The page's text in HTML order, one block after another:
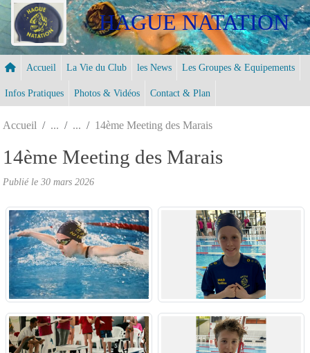
HAGUE NATATION
Accueil La Vie du Club les News Les Groupes & Equipements
Infos Pratiques Photos & Vidéos Contact & Plan
Accueil 14ème Meeting des Marais
14ème Meeting des Marais
Publié le 30 mars 2026
Panneau de gestion des cookies